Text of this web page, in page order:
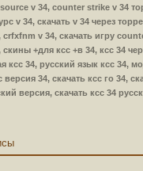
v 34, counter strike v 34
v 34, скачать v 34 через
crfxfnm v 34, скачать игру
+для ксс +в 34, ксс 34
ксс 34, русский язык ксс 34,
версия 34, скачать ксс го 34,
версия, скачать ксс 34